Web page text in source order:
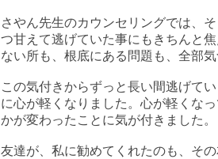
さやん先生のカウンセリングでは、
つ甘えて逃げていた事にもきちんと
ない所も、根底にある問題も、全部
この気付きからずっと長い間逃げて
に心が軽くなりました。心が軽くな
かが変わったことに気が付きました。
友達が、私に勧めてくれたのも、そ